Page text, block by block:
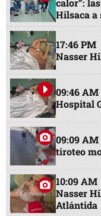
Hilsaca a
17:46 PM
Nasser
09:46 AM
Hospital
09:09 AM
tiroteo
10:09 AM
Nasser
Atlántida